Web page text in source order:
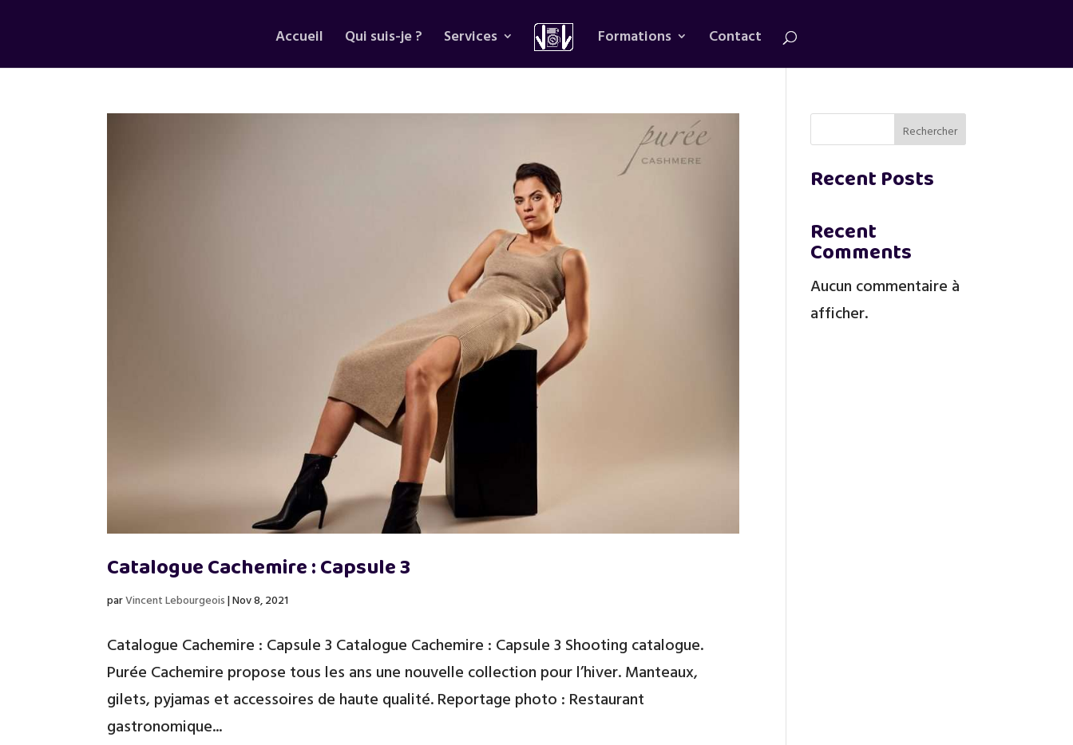
Accueil Qui suis-je ? Services Formations Contact
Catalogue Cachemire : Capsule 3
parVincent Lebourgeois|Nov 8, 2021
Catalogue Cachemire : Capsule 3 Catalogue Cachemire : Capsule 3 Shooting catalogue.
Purée Cachemire propose tous les ans une nouvelle collection pour l’hiver. Manteaux,
gilets, pyjamas et accessoires de haute qualité. Reportage photo : Restaurant
gastronomique...
Rechercher
Recent Posts
Recent
Comments
Aucun commentaire à
afficher.